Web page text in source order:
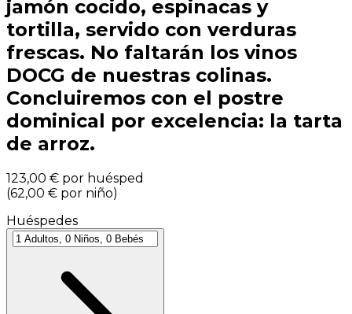
jamón cocido, espinacas y
tortilla, servido con verduras
frescas. No faltarán los vinos
DOCG de nuestras colinas.
Concluiremos con el postre
dominical por excelencia: la tarta
de arroz.
123,00 € por huésped
(62,00 € por niño)
Huéspedes